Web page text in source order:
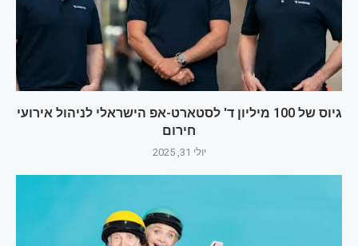
גיוס של 100 מיליון ד' לסטארט-אפ הישראלי לניהול אירועי
חירום
יולי 31, 2025